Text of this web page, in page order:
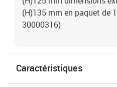
(H)135 mm en paquet de
30000316)
Caractéristiques